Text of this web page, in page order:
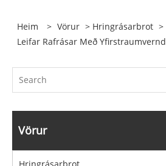
Heim > Vörur > Hringrásarbrot >
Leifar Rafrásar Með Yfirstraumvernd
Vörur
Hringrásarbrot